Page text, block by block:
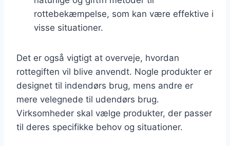
rottebekæmpelse, som kan være effektive i
visse situationer.
Det er også vigtigt at overveje, hvordan
rottegiften vil blive anvendt. Nogle produkter er
designet til indendørs brug, mens andre er
mere velegnede til udendørs brug.
Virksomheder skal vælge produkter, der passer
til deres specifikke behov og situationer.